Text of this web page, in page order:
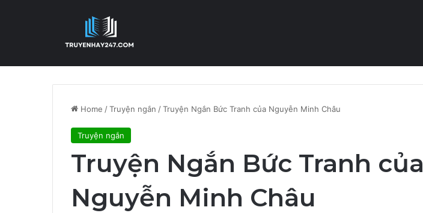
Home /Truyện ngắn /Truyện Ngắn Bức Tranh của Nguyễn Minh Châu
Truyện ngắn
Truyện Ngắn Bức Tranh của
Nguyễn Minh Châu